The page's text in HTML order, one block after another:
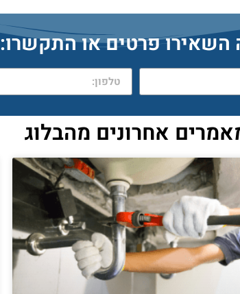
פרטים או התקשרו: 052-9095404
אחרונים מהבלוג